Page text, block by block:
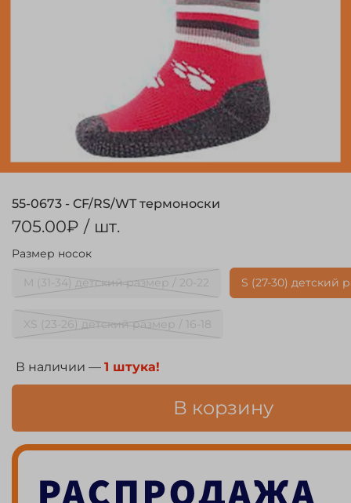
55-0673 - CF/RS/WT термоноски
705.00₽ / шт.
В наличии — 1 штука!
В корзину
Размер носок
M (31-34) детский размер / 20-22 S (27-30) детский
XS (23-26) детский размер / 16-18